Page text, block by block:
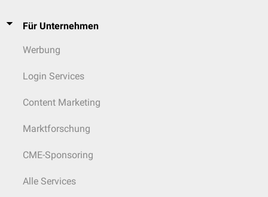
Für Unternehmen
Werbung
Login Services
Content Marketing
Marktforschung
CME-Sponsoring
Alle Services